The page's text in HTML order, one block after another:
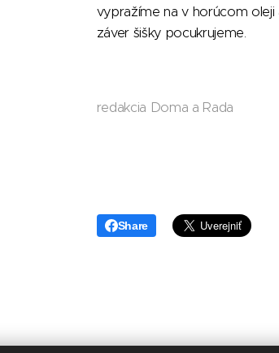
vypražíme na v horúcom
záver šišky pocukrujeme.
redakcia Doma a Rada
Share